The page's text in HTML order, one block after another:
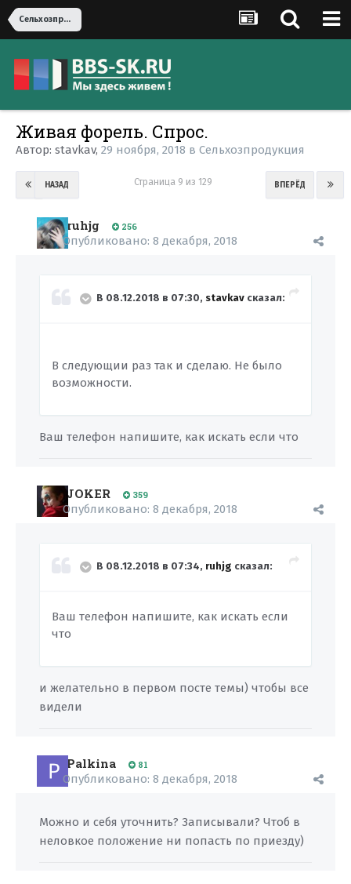
Сельхозпродукция
Живая форель. Спрос.
Автор: stavkav, 29 ноября, 2018 в Сельхозпродукция
НАЗАД ВПЕРЁД
Страница 9 из 129
ruhjg 256
Опубликовано: 8 декабря, 2018
В 08.12.2018 в 07:30, stavkav сказал:
В следующии раз так и сделаю. Не было
возможности.
Ваш телефон напишите, как искать если что
JOKER 359
Опубликовано: 8 декабря, 2018
В 08.12.2018 в 07:34, ruhjg сказал:
Ваш телефон напишите, как искать если
что
и желательно в первом посте темы) чтобы все
видели
Palkina 81
Опубликовано: 8 декабря, 2018
Можно и себя уточнить? Записывали? Чтоб в
неловкое положение ни попасть по приезду)